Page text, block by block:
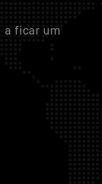
a ficar um